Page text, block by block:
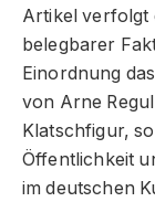
Artikel verfolgt
belegbarer
Einordnung
von Arne
Klatschfigur,
Öffentlichkeit
im deutschen